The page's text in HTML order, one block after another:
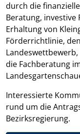
durch die
Beratung,
Erhaltung von
Förderrichtlinie,
die Fachberatung
Interessierte
rund um die
Bezirksregierung.